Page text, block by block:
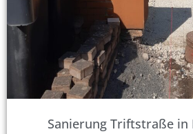
Sanierung Triftstraße in